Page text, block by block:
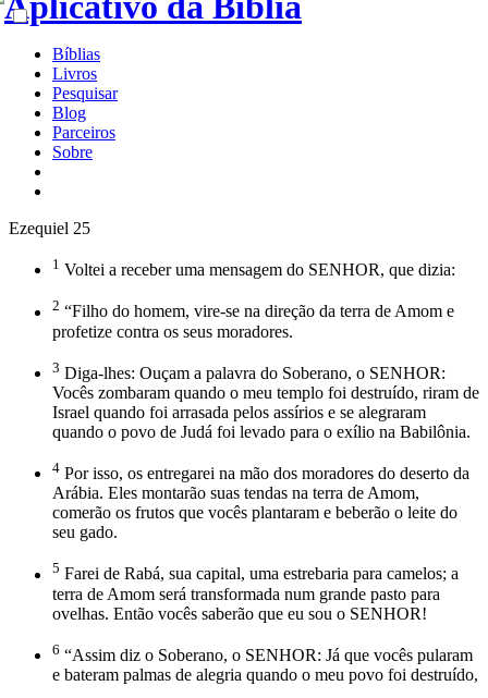
Bíblias
Livros
Pesquisar
Blog
Parceiros
Sobre
Ezequiel 25
1 Voltei a receber uma mensagem do SENHOR, que dizia:
2 “Filho do homem, vire-se na direção da terra de Amom e
profetize contra os seus moradores.
3 Diga-lhes: Ouçam a palavra do Soberano, o SENHOR:
Vocês zombaram quando o meu templo foi destruído, riram de
Israel quando foi arrasada pelos assírios e se alegraram
quando o povo de Judá foi levado para o exílio na Babilônia.
4 Por isso, os entregarei na mão dos moradores do deserto da
Arábia. Eles montarão suas tendas na terra de Amom,
comerão os frutos que vocês plantaram e beberão o leite do
seu gado.
5 Farei de Rabá, sua capital, uma estrebaria para camelos; a
terra de Amom será transformada num grande pasto para
ovelhas. Então vocês saberão que eu sou o SENHOR!
6 “Assim diz o Soberano, o SENHOR: Já que vocês pularam
e bateram palmas de alegria quando o meu povo foi destruído,